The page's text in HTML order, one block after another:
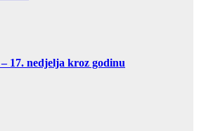
17. nedjelja kroz godinu